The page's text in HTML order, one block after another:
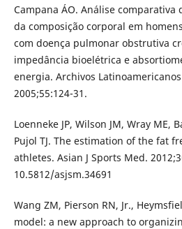
Campana ÁO. Análise comparativa
da composição corporal em
com doença pulmonar obstrutiva
impedância bioelétrica e
energia. Archivos
2005;55:124-31.
Loenneke JP, Wilson JM, Wray ME,
Pujol TJ. The estimation of the fat
athletes. Asian J Sports Med.
10.5812/asjsm.34691
Wang ZM, Pierson RN, Jr.,
model: a new approach to